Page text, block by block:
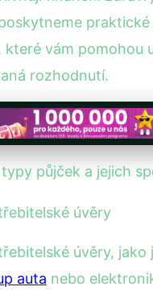
které vám pomohou
rozhodnutí.
půjček a jejich
úvěry
úvěry, jako
auta nebo